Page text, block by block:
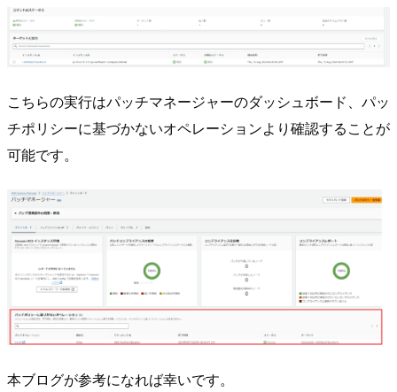
こちらの実行はパッチマネージャーのダッシュボード、パッ
チポリシーに基づかないオペレーションより確認することが
可能です。
本ブログが参考になれば幸いです。